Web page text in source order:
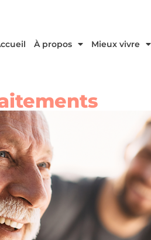
À propos Mieux vivre